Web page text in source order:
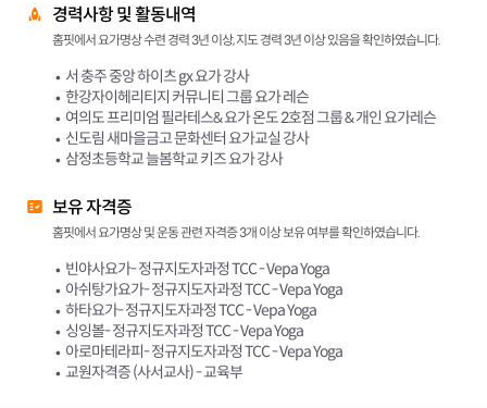
경력사항 및 활동내역
홈핏에서 요가명상 수련 경력 3년 이상, 지도 경력 3년 이상 있음을 확인하였습니다.
서 충주 중앙 하이츠 gx 요가 강사
한강자이헤리티지 커뮤니티 그룹 요가 레슨
여의도 프리미엄 필라테스& 요가 온도 2호점 그룹 & 개인 요가레슨
신도림 새마을금고 문화센터 요가교실 강사
삼정초등학교 늘봄학교 키즈 요가 강사
보유 자격증
홈핏에서 요가명상 및 운동 관련 자격증 3개 이상 보유 여부를 확인하였습니다.
빈야사요가- 정규지도자과정 TCC - Vepa Yoga
아쉬탕가요가- 정규지도자과정 TCC - Vepa Yoga
하타요가- 정규지도자과정 TCC - Vepa Yoga
싱잉볼- 정규지도자과정 TCC - Vepa Yoga
아로마테라피- 정규지도자과정 TCC - Vepa Yoga
교원자격증 (사서교사) - 교육부